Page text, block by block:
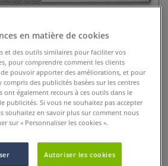
en matière de cookies
et des outils similaires pour faciliter vos
pour comprendre comment les clients
pouvoir apporter des améliorations, et pour
des publicités basées sur les centres
ont également recours à ces outils dans le
publicités. Si vous ne souhaitez pas accepter
souhaitez en savoir plus sur comment nous
sur « Personnaliser les cookies ».
Autoriser les cookies